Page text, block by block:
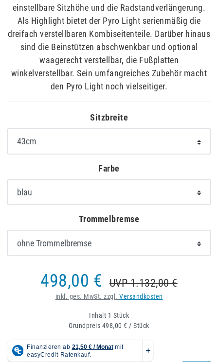
einstellbare Sitzhöhe und die Radstandverlängerung.
Als Highlight bietet der Pyro Light serienmäßig die
dreifach verstellbaren Kombiseitenteile. Darüber hinaus
sind die Beinstützen abschwenkbar und optional
waagerecht verstellbar, die Fußplatten
winkelverstellbar. Sein umfangreiches Zubehör macht
den Pyro Light noch vielseitiger.
Sitzbreite
Farbe
Trommelbremse
498,00 € UVP 1.132,00 €
inkl. ges. MwSt. zzgl. Versandkosten
Inhalt 1 Stück
Grundpreis 498,00 € / Stück